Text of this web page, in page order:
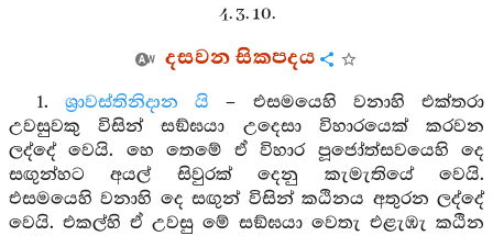
4. 3. 10.
දසවන සිකපදය
1. ශ්‍රාවස්තිනිදාන යි – එසමයෙහි වනාහි එක්තරා
උවසුවකු විසින් සඞ්ඝයා උදෙසා විහාරයෙක් කරවන
ලද්දේ වෙයි. හෙ තෙමේ ඒ විහාර පූජෝත්සවයෙහි දෙ
සඟුන්හට අයල් සිවුරක් දෙනු කැමැතියේ වෙයි.
එසමයෙහි වනාහි දෙ සඟුන් විසින් කඨිනය අතුරන ලද්දේ
වෙයි. එකල්හි ඒ උවසු මේ සඞ්ඝයා වෙතැ එළැඹැ කඨින